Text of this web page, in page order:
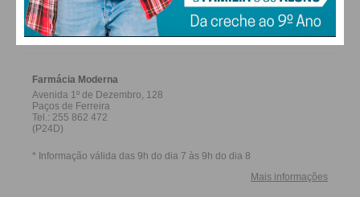
FARMACIAS DE SERVIÇO EM PAÇOS DE
FERREIRA